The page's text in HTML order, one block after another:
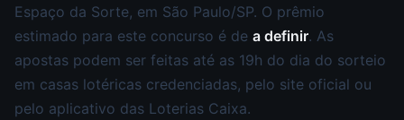
Espaço da Sorte, em São Paulo/SP. O prêmio
estimado para este concurso é de a definir. As
apostas podem ser feitas até as 19h do dia do sorteio
em casas lotéricas credenciadas, pelo site oficial ou
pelo aplicativo das Loterias Caixa.